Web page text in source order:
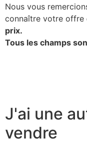
Nous vous
connaître votre offre
prix.
Tous les champs
J'ai une
vendre